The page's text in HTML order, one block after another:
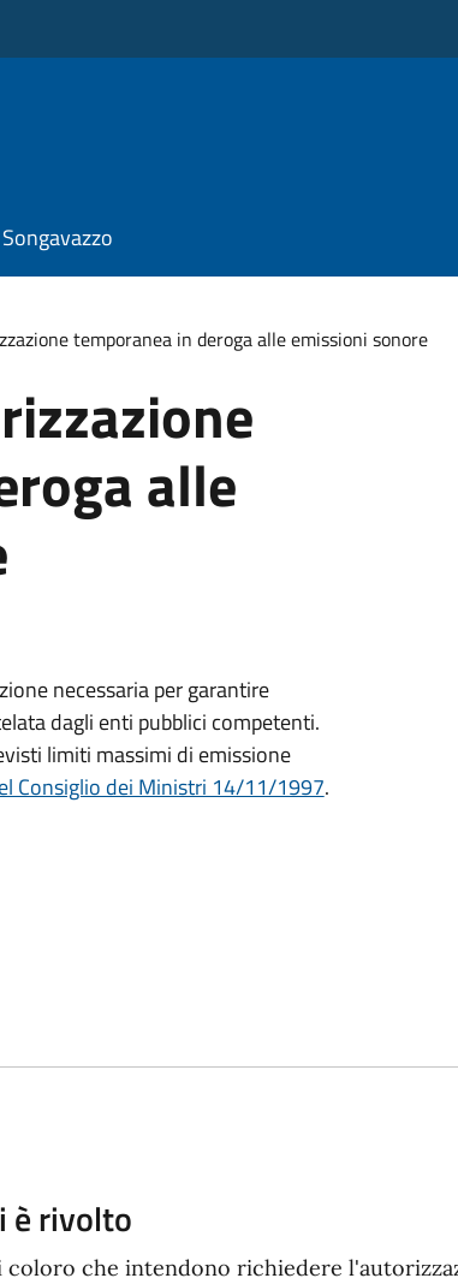
temporanea in deroga alle emissioni sonore
alle
necessaria per garantire
dagli enti pubblici competenti.
limiti massimi di emissione
Consiglio dei Ministri 14/11/1997.
è rivolto
che intendono richiedere